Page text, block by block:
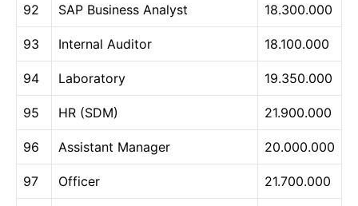
92 SAP Business Analyst 18.300.000
93 Internal Auditor 18.100.000
94 Laboratory 19.350.000
95 HR (SDM) 21.900.000
96 Assistant Manager 20.000.000
97 Officer 21.700.000